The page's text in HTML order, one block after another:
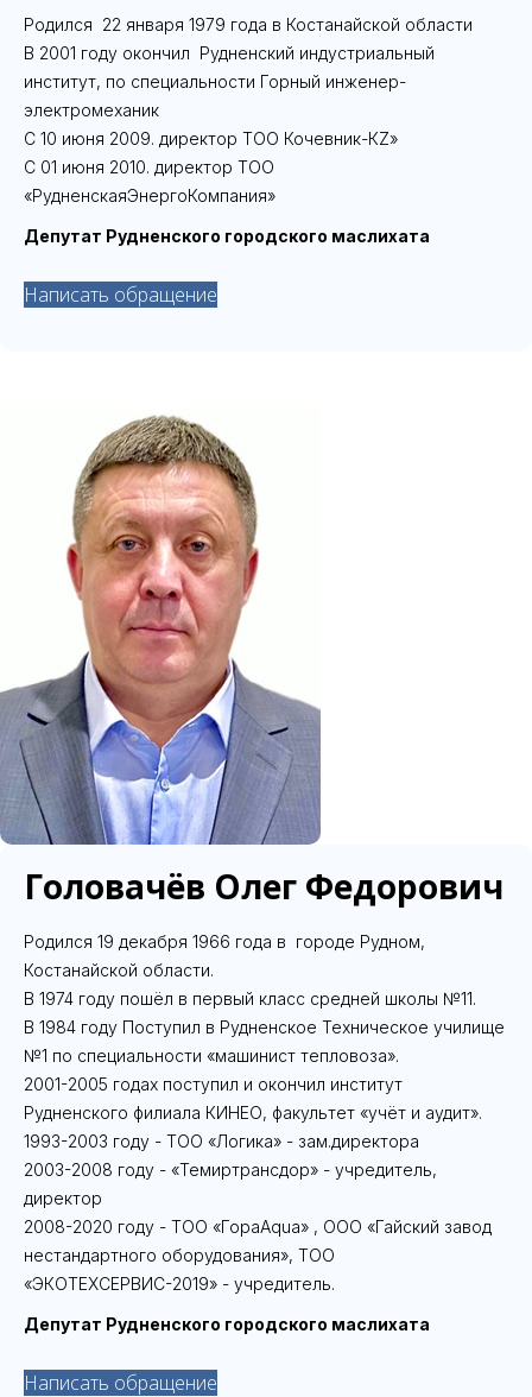
Родился 22 января 1979 года в Костанайской области
В 2001 году окончил Рудненский индустриальный
институт, по специальности Горный инженер-
электромеханик
С 10 июня 2009. директор ТОО Кочевник-КZ»
С 01 июня 2010. директор ТОО
«РудненскаяЭнергоКомпания»
Депутат Рудненского городского маслихата
Написать обращение
Головачёв Олег Федорович
Родился 19 декабря 1966 года в городе Рудном,
Костанайской области.
В 1974 году пошёл в первый класс средней школы №11.
В 1984 году Поступил в Рудненское Техническое училище
№1 по специальности «машинист тепловоза».
2001-2005 годах поступил и окончил институт
Рудненского филиала КИНЕО, факультет «учёт и аудит».
1993-2003 году - ТОО «Логика» - зам.директора
2003-2008 году - «Темиртрансдор» - учредитель,
директор
2008-2020 году - ТОО «ГораAqua» , ООО «Гайский завод
нестандартного оборудования», ТОО
«ЭКОТЕХСЕРВИС-2019» - учредитель.
Депутат Рудненского городского маслихата
Написать обращение